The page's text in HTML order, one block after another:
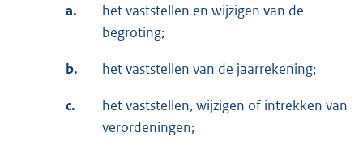
a.
het vaststellen en wijzigen van de
begroting;
b. het vaststellen van de jaarrekening;
c.
het vaststellen, wijzigen of intrekken van
verordeningen;